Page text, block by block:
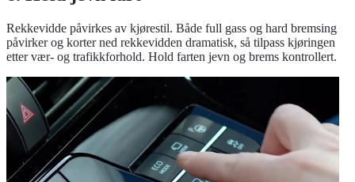
Rekkevidde påvirkes av kjørestil. Både full gass og hard bremsing
påvirker og korter ned rekkevidden dramatisk, så tilpass kjøringen
etter vær- og trafikkforhold. Hold farten jevn og brems kontrollert.